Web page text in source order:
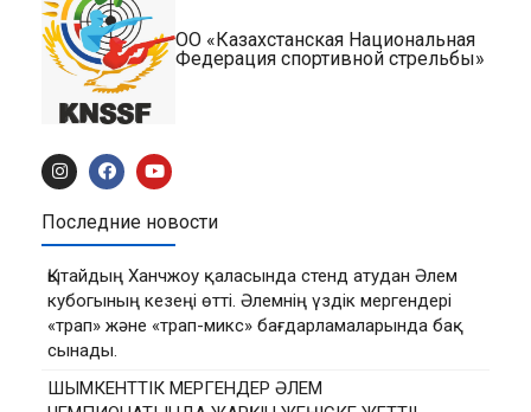
ОО «Казахстанская Национальная
Федерация спортивной стрельбы»
Последние новости
Қытайдың Ханчжоу қаласында стенд атудан Әлем
кубогының кезеңі өтті. Әлемнің үздік мергендері
«трап» және «трап-микс» бағдарламаларында бақ
сынады.
ШЫМКЕНТТІК МЕРГЕНДЕР ӘЛЕМ